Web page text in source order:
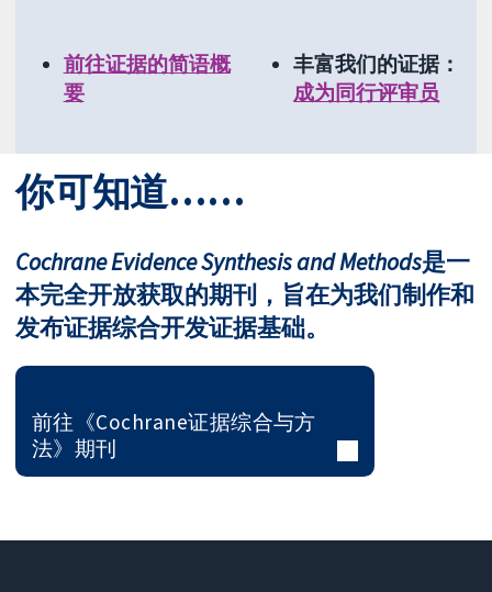
前往证据的简语概
要
丰富我们的证据：
成为同行评审员
你可知道……
Cochrane Evidence Synthesis and Methods是一
本完全开放获取的期刊，旨在为我们制作和
发布证据综合开发证据基础。
前往《Cochrane证据综合与方
法》期刊